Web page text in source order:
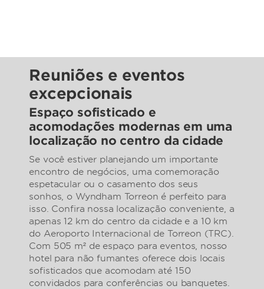
Reuniões e eventos
excepcionais
Espaço sofisticado e
acomodações modernas em uma
localização no centro da cidade
Se você estiver planejando um importante
encontro de negócios, uma comemoração
espetacular ou o casamento dos seus
sonhos, o Wyndham Torreon é perfeito para
isso. Confira nossa localização conveniente, a
apenas 12 km do centro da cidade e a 10 km
do Aeroporto Internacional de Torreon (TRC).
Com 505 m² de espaço para eventos, nosso
hotel para não fumantes oferece dois locais
sofisticados que acomodam até 150
convidados para conferências ou banquetes.